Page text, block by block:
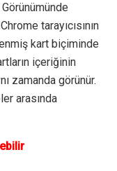
tarayıcısının
kart biçiminde
içeriğinin
zamanda görünür.
arasında